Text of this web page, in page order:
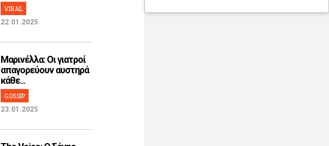
VIRAL
22.01.2025
Μαρινέλλα: Οι γιατροί
απαγορεύουν αυστηρά
κάθε...
GOSSIP
23.01.2025